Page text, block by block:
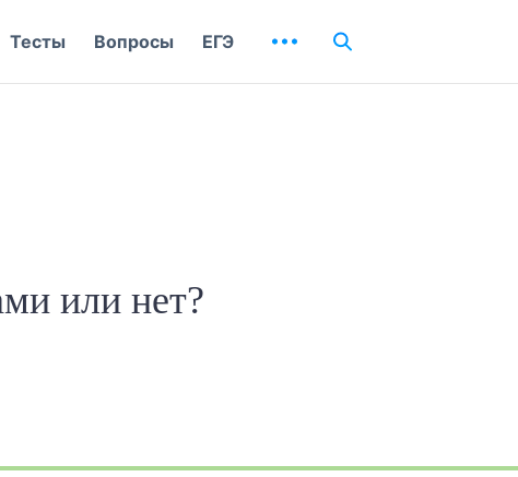
или нет?
Тесты Вопросы ЕГЭ